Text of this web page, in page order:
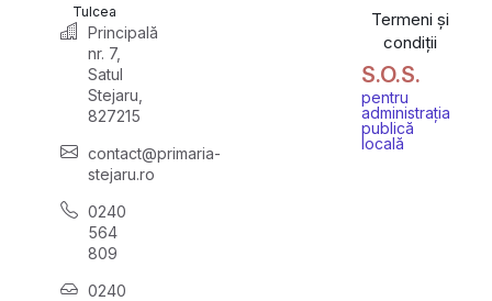
Tulcea
Principală
nr. 7,
Satul
Stejaru,
827215
contact@primaria-
stejaru.ro
0240
564
809
0240
Termeni și
condiții
S.O.S.
pentru
administrația
publică
locală